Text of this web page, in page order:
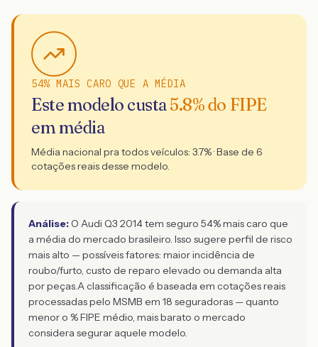
54% MAIS CARO QUE A MÉDIA
Este modelo custa5.8% do FIPE
em média
Média nacional pra todos veículos: 3.7% · Base de 6
cotações reais desse modelo.
Análise: O Audi Q3 2014 tem seguro 54% mais caro que
a média do mercado brasileiro. Isso sugere perfil de risco
mais alto — possíveis fatores: maior incidência de
roubo/furto, custo de reparo elevado ou demanda alta
por peças.A classificação é baseada em cotações reais
processadas pelo MSMB em 18 seguradoras — quanto
menor o % FIPE médio, mais barato o mercado
considera segurar aquele modelo.